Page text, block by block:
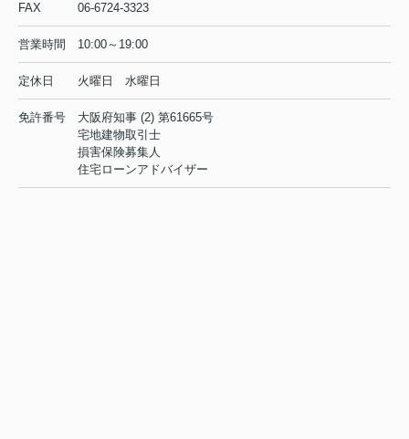
FAX 06-6724-3323
営業時間 10:00～19:00
定休日 火曜日 水曜日
免許番号
大阪府知事 (2) 第61665号
宅地建物取引士
損害保険募集人
住宅ローンアドバイザー